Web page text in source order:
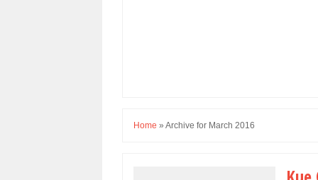
Home » Archive for March 2016